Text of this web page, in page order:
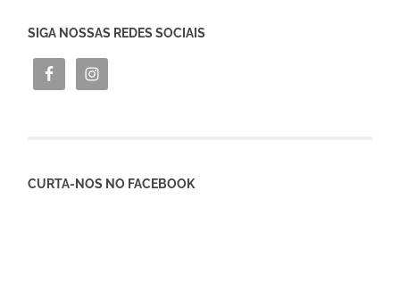
SIGA NOSSAS REDES SOCIAIS
CURTA-NOS NO FACEBOOK